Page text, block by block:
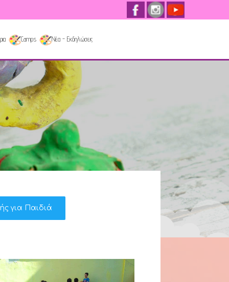
Camps Νέα - Εκδηλώσεις
για Παιδιά